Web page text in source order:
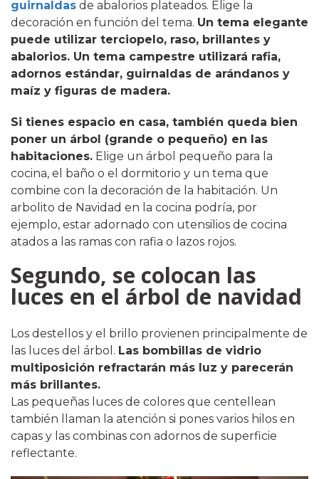
guirnaldas de abalorios plateados. Elige la
decoración en función del tema. Un tema elegante
puede utilizar terciopelo, raso, brillantes y
abalorios. Un tema campestre utilizará rafia,
adornos estándar, guirnaldas de arándanos y
maíz y figuras de madera.
Si tienes espacio en casa, también queda bien
poner un árbol (grande o pequeño) en las
habitaciones. Elige un árbol pequeño para la
cocina, el baño o el dormitorio y un tema que
combine con la decoración de la habitación. Un
arbolito de Navidad en la cocina podría, por
ejemplo, estar adornado con utensilios de cocina
atados a las ramas con rafia o lazos rojos.
Segundo, se colocan las
luces en el árbol de navidad
Los destellos y el brillo provienen principalmente de
las luces del árbol. Las bombillas de vidrio
multiposición refractarán más luz y parecerán
más brillantes.
Las pequeñas luces de colores que centellean
también llaman la atención si pones varios hilos en
capas y las combinas con adornos de superficie
reflectante.